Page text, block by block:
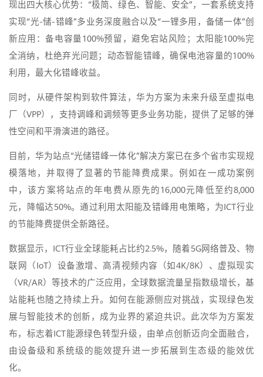
现出四大核心优势：“极简、绿色、智能、安全”，一套系统支持
实现“光-储-错峰”多业务深度融合以及“一锂多用，备储一体”创
新应用：备电容量100%预留，避免宕站风险；太阳能100%完
全消纳，杜绝弃光问题；动态智能错峰，确保电池容量的100%
利用，最大化错峰收益。
同时，从硬件架构到软件算法，华为方案为未来升级至虚拟电
厂（VPP），支持调峰和调频等更多业务功能，提供了足够的弹
性空间和平滑演进的路径。
目前，华为站点“光储错峰一体化”解决方案已在多个省市实现规
模落地，并取得了显著的节能降费成果。例如在一成功案例
中，该方案将站点的年电费从原先的16,000元降低至约8,000
元，降幅达50%。通过利用太阳能及错峰用电策略，为ICT行业
的节能降费提供全新路径。
数据显示，ICT行业全球能耗占比约2.5%，随着5G网络普及、物
联网（IoT）设备激增、高清视频内容（如4K/8K）、虚拟现实
（VR/AR）等技术的广泛应用，全球数据流量呈指数级增长，基
站能耗也随之持续上升。如何在能源侧应对挑战，实现绿色发
展与智能技术的创新，成为业界的紧迫共识。此次华为方案发
布，标志着ICT能源绿色转型升级，由单点创新迈向全面融合，
由设备级和系统级的能效提升进一步拓展到生态级的能效优
化。